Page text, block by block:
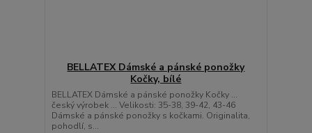
BELLATEX Dámské a pánské ponožky
Kočky, bílé
BELLATEX Dámské a pánské ponožky Kočky ...
český výrobek ... Velikosti: 35-38, 39-42, 43-46
Dámské a pánské ponožky s kočkami. Originalita,
pohodlí, s...